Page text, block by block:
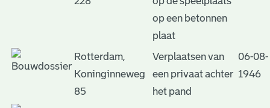
op een betonnen
plaat
Rotterdam,
Koninginneweg
85
Verplaatsen van
een privaat achter
het pand
06-08-
1946